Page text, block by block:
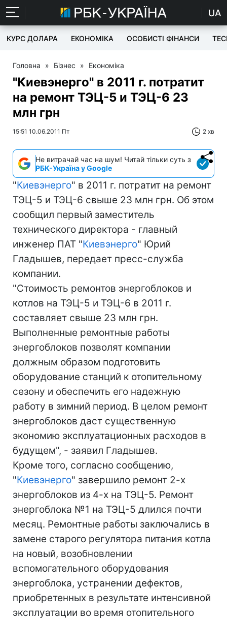
UA
КУРС ДОЛАРА ЕКОНОМІКА ОСОБИСТІ ФІНАНСИ
Головна » Бізнес » Економіка
"Киевэнерго" в 2011 г. потратит
на ремонт ТЭЦ-5 и ТЭЦ-6 23
млн грн
15:51 10.06.2011 Пт 2 хв
Не витрачай час на шум! Читай тільки суть з
РБК-Україна у Google
"Киевэнерго" в 2011 г. потратит на ремонт
ТЭЦ-5 и ТЭЦ-6 свыше 23 млн грн. Об этом
сообщил первый заместитель
технического директора - главный
инженер ПАТ "Киевэнерго" Юрий
Гладышев, передает пресс-служба
компании.
"Стоимость ремонтов энергоблоков и
котлов на ТЭЦ-5 и ТЭЦ-6 в 2011 г.
составляет свыше 23 млн грн.
Выполненные ремонтные работы
энергоблоков позволят компании
должным образом подготовить
оборудование станций к отопительному
сезону и обеспечить его надежную
работу в зимний период. В целом ремонт
энергоблоков даст существенную
экономию эксплуатационных расходов в
будущем", - заявил Гладышев.
Кроме того, согласно сообщению,
"Киевэнерго" завершило ремонт 2-х
энергоблоков из 4-х на ТЭЦ-5. Ремонт
энергоблока №1 на ТЭЦ-5 длился почти
месяц. Ремонтные работы заключались в
замене старого регулятора питания котла
на новый, возобновлении
вспомогательного оборудования
энергоблока, устранении дефектов,
приобретенных в результате интенсивной
эксплуатации во время отопительного